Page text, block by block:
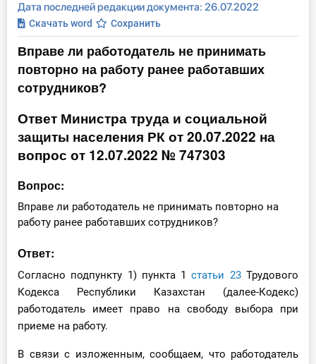
Формы
Консультации
Правовая база
Библиотека бухгалтера
Инструменты
Вебинары
Справочник бухгалтера
Участник ВЭД
Практика ИП
Кадры. Труд. Зарплата.
Учет по отраслям
Дата последней редакции документа: 26.07.2022
Скачать word Сохранить
Вправе ли работодатель не принимать
повторно на работу ранее работавших
сотрудников?
Ответ Министра труда и социальной
защиты населения РК от 20.07.2022 на
вопрос от 12.07.2022 № 747303
Вопрос:
Вправе ли работодатель не принимать повторно на
работу ранее работавших сотрудников?
Ответ:
Согласно подпункту 1) пункта 1статьи 23Трудового
Кодекса Республики Казахстан (далее-Кодекс)
работодатель имеет право на свободу выбора при
приеме на работу.
В связи с изложенным, сообщаем, что работодатель